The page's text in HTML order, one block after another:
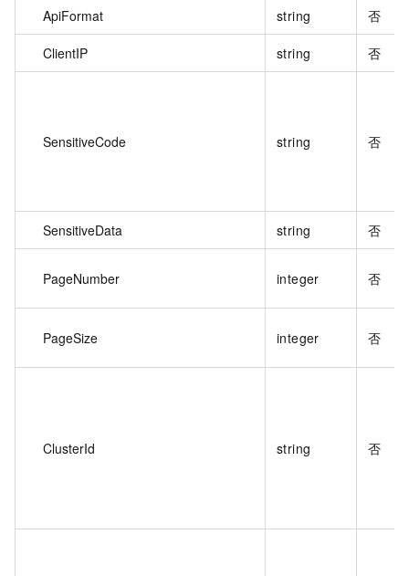
ApiFormat string 否
ClientIP string 否
SensitiveCode string 否
SensitiveData string 否
PageNumber integer 否
PageSize integer 否
ClusterId string 否